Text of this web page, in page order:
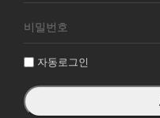
그
자동로그인